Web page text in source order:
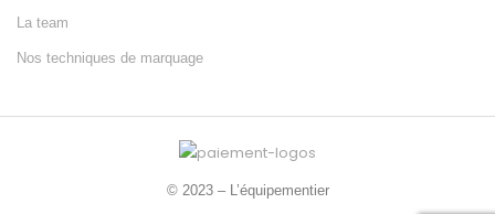
La team
Nos techniques de marquage
© 2023 – L’équipementier